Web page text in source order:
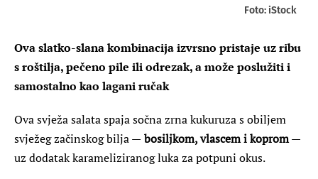
Foto: iStock
Ova slatko-slana kombinacija izvrsno pristaje uz ribu
s roštilja, pečeno pile ili odrezak, a može poslužiti i
samostalno kao lagani ručak
Ova svježa salata spaja sočna zrna kukuruza s obiljem
svježeg začinskog bilja — bosiljkom, vlascem i koprom—
uz dodatak karameliziranog luka za potpuni okus.